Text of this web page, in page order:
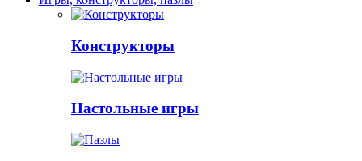
Конструкторы
Настольные игры